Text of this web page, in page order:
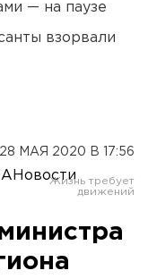
— на паузе
взорвали
28 МАЯ 2020 В 17:56